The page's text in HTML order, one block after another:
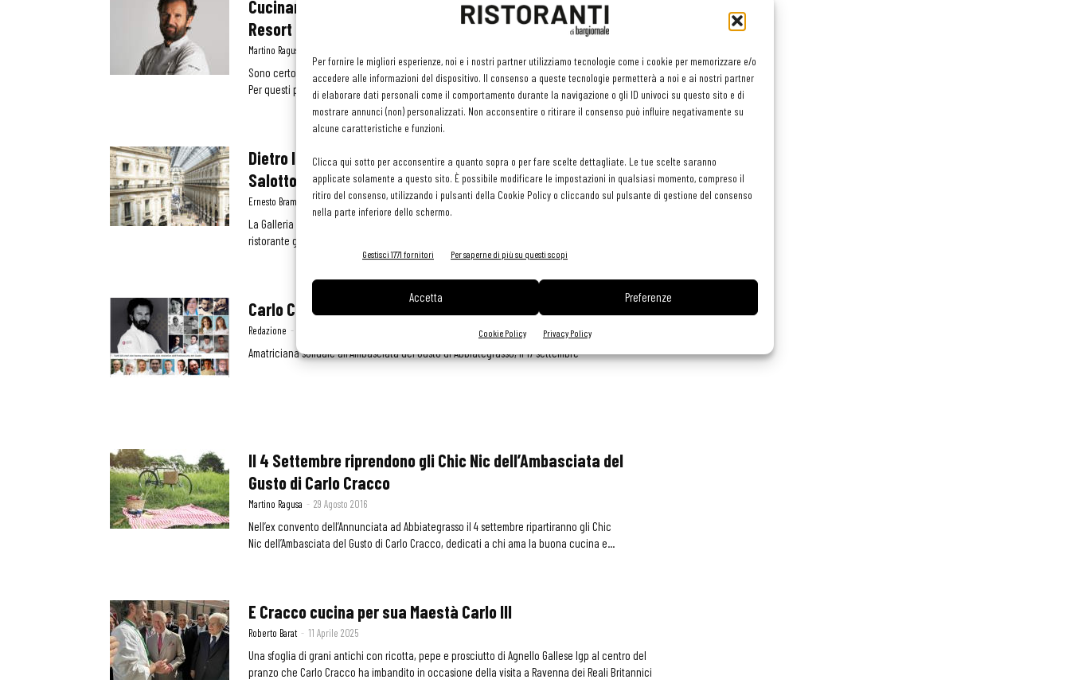
Per fornire le migliori esperienze, noi e i nostri partner utilizziamo tecnologie come i cookie per memorizzare e/o
accedere alle informazioni del dispositivo. Il consenso a queste tecnologie permetterà a noi e ai nostri partner
di elaborare dati personali come il comportamento durante la navigazione o gli ID univoci su questo sito e di
mostrare annunci (non) personalizzati. Non acconsentire o ritirare il consenso può influire negativamente su
alcune caratteristiche e funzioni.
Clicca qui sotto per acconsentire a quanto sopra o per fare scelte dettagliate. Le tue scelte saranno
applicate solamente a questo sito. È possibile modificare le impostazioni in qualsiasi momento, compreso il
ritiro del consenso, utilizzando i pulsanti della Cookie Policy o cliccando sul pulsante di gestione del consenso
nella parte inferiore dello schermo.
Gestisci 1771 fornitori Per saperne di più su questi scopi
Accetta Preferenze
Cookie Policy Privacy Policy
Cucinare con Carlo Cracco: in Agosto si può al Forte Village
Resort
Martino Ragusa
Sono certo che a molti degli amici cuochi on line piacerebbe poter cucinare con Carlo Cracco.
Per questi professionisti anche quest'anno, il quinto consecutivo, l’occasione...
Dietro le quinte con Carlo Cracco nel suo nuovo regno nel
Salotto di Milano
Ernesto Brambilla - 18 Maggio 2018
La Galleria Vittorio Emanuele II di Milano ospita la nuova impresa di Carlo Cracco. Cafè-bistro,
ristorante gourmet e molto altro
Carlo Cracco e l’amatriciana pro terremotati
Redazione -
Amatriciana solidale all'Ambasciata del Gusto di Abbiategrasso, il 17 settembre
Il 4 Settembre riprendono gli Chic Nic dell’Ambasciata del
Gusto di Carlo Cracco
Martino Ragusa - 29 Agosto 2016
Nell’ex convento dell’Annunciata ad Abbiategrasso il 4 settembre ripartiranno gli Chic
Nic dell’Ambasciata del Gusto di Carlo Cracco, dedicati a chi ama la buona cucina e...
E Cracco cucina per sua Maestà Carlo III
Roberto Barat - 11 Aprile 2025
Una sfoglia di grani antichi con ricotta, pepe e prosciutto di Agnello Gallese Igp al centro del
pranzo che Carlo Cracco ha imbandito in occasione della visita a Ravenna dei Reali Britannici